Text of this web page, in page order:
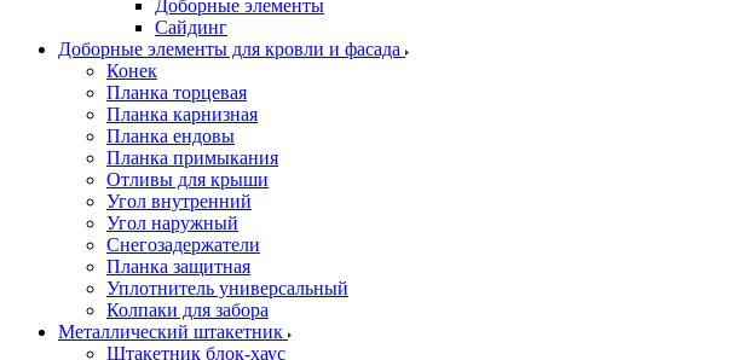
Доборные элементы
Сайдинг
Доборные элементы для кровли и фасада
Конек
Планка торцевая
Планка карнизная
Планка ендовы
Планка примыкания
Отливы для крыши
Угол внутренний
Угол наружный
Снегозадержатели
Планка защитная
Уплотнитель универсальный
Колпаки для забора
Металлический штакетник
Штакетник блок-хаус